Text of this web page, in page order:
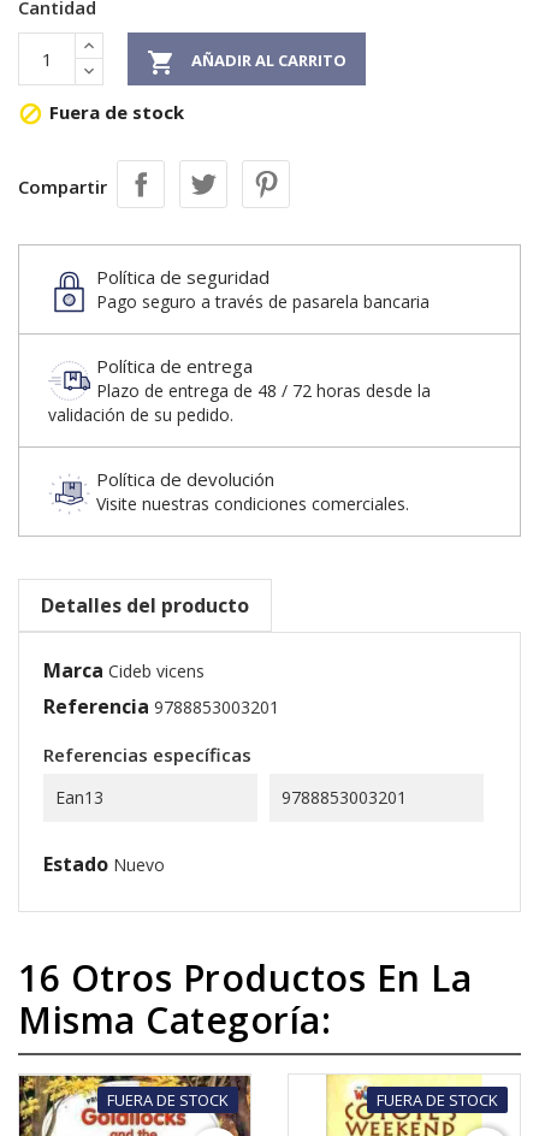
Cantidad
 AÑADIR AL CARRITO
 Fuera de stock
Compartir
Política de seguridad
Pago seguro a través de pasarela bancaria
Política de entrega
Plazo de entrega de 48 / 72 horas desde la
validación de su pedido.
Política de devolución
Visite nuestras condiciones comerciales.
Detalles del producto
Marca Cideb vicens
Referencia 9788853003201
Referencias específicas
Ean13 9788853003201
Estado Nuevo
16 Otros Productos En La
Misma Categoría:
FUERA DE STOCK FUERA DE STOCK